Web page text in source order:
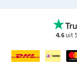
4.6uit